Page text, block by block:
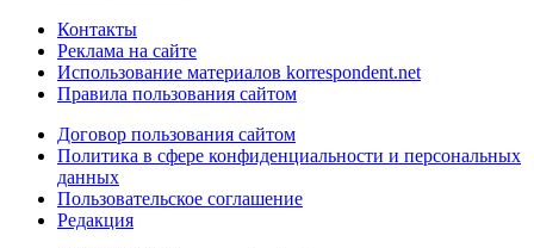
Контакты
Реклама на сайте
Использование материалов korrespondent.net
Правила пользования сайтом
Договор пользования сайтом
Политика в сфере конфиденциальности и персональных
данных
Пользовательское соглашение
Редакция